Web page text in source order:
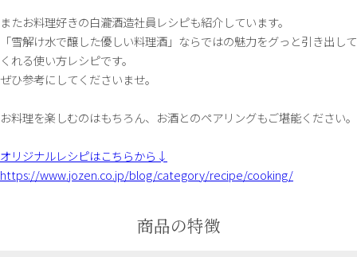
またお料理好きの白瀧酒造社員レシピも紹介しています。
「雪解け水で醸した優しい料理酒」ならではの魅力をグっと引き出して
くれる使い方レシピです。
ぜひ参考にしてくださいませ。
お料理を楽しむのはもちろん、お酒とのペアリングもご堪能ください。
オリジナルレシピはこちらから↓
https://www.jozen.co.jp/blog/category/recipe/cooking/
商品の特徴